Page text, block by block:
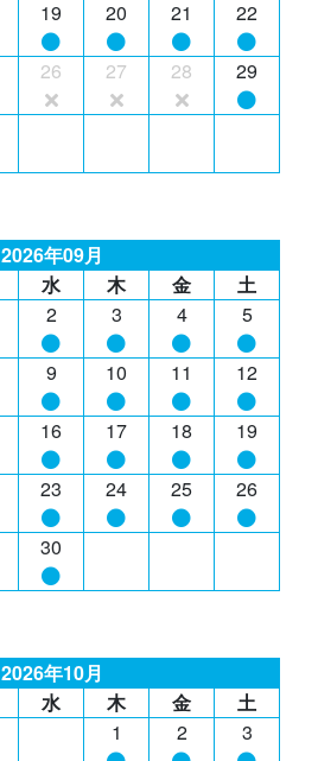
19 20 21 22
26 27 28 29
2026年09月
水 木 金
土
2 3 4 5
9 10 11 12
16 17 18 19
23 24 25 26
30
2026年10月
水 木 金
土
1
2 3